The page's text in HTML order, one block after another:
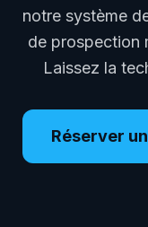
notre système
de prospection
Laissez la
Réserver